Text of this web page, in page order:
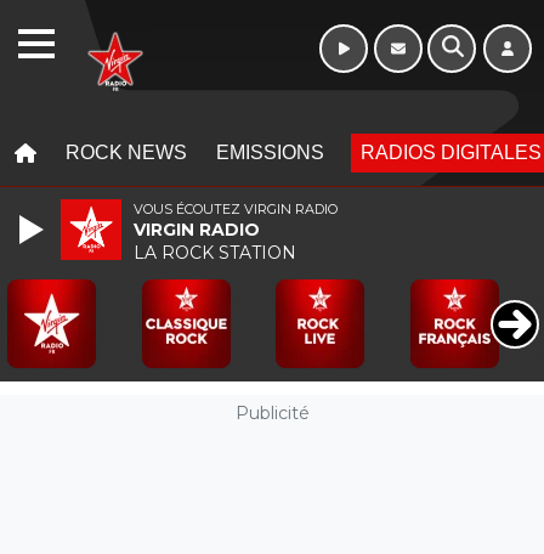
ROCK NEWS EMISSIONS RADIOS DIGITALES
Publicité
VOUS ÉCOUTEZ VIRGIN RADIO
VIRGIN RADIO
LA ROCK STATION
WEBRADIO 16h - 20h